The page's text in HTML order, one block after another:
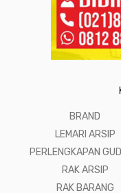
BRAND
LEMARI ARSIP
PERLENGKAPAN
RAK ARSIP
RAK BARANG